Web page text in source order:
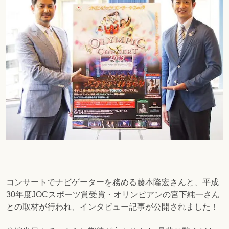
コンサートでナビゲーターを務める藤本隆宏さんと、平成
30年度JOCスポーツ賞受賞・オリンピアンの宮下純一さん
との取材が行われ、インタビュー記事が公開されました！